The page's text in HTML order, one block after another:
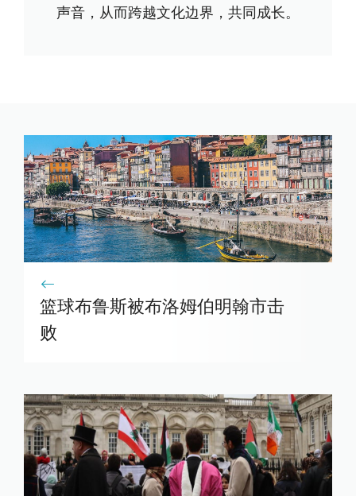
声音，从而跨越文化边界，共同成长。
篮球布鲁斯被布洛姆伯明翰市击
败